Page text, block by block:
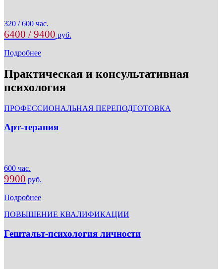
320 / 600 час.
6400 / 9400 руб.
Подробнее
Практическая и консультативная
психология
ПРОФЕССИОНАЛЬНАЯ ПЕРЕПОДГОТОВКА
Арт-терапия
600 час.
9900 руб.
Подробнее
ПОВЫШЕНИЕ КВАЛИФИКАЦИИ
Гештальт-психология личности